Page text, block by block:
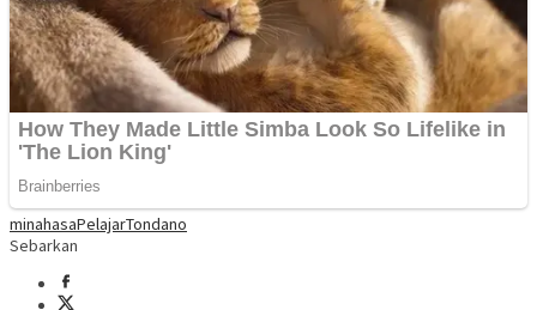
minahasaPelajarTondano
Sebarkan